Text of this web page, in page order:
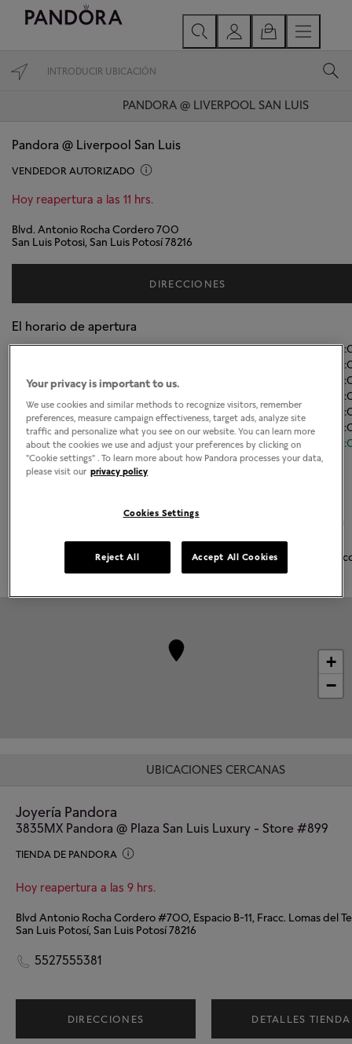
PANDORA @ LIVERPOOL SAN LUIS
Pandora @ Liverpool San Luis
VENDEDOR AUTORIZADO
Hoy reapertura a las 11 hrs.
Blvd. Antonio Rocha Cordero 700
San Luis Potosi, San Luis Potosí 78216
DIRECCIONES
El horario de apertura
Lunes 11:00-
Miércoles
Viernes
11:00
Sábado
11:00
Domingo
11:00
Acerca de Joyería Pandora
La más alta calidad de oro 14K, plata esterlina y metales Pandora
Pandora Charms, brazaletes, anillos, aretes y collares
+
−
UBICACIONES CERCANAS
Joyería Pandora
3835MX Pandora @ Plaza San Luis Luxury - Store #899
TIENDA DE PANDORA
Hoy reapertura a las 9 hrs.
San Luis Potosí, San Luis Potosí 78216
5527555381
DIRECCIONES DETALLES TIENDA
Your privacy is important to us.
We use cookies and similar methods to recognize visitors, remember
preferences, measure campaign effectiveness, target ads, analyze site
traffic and personalize what you see on our website. You can learn more
about the cookies we use and adjust your preferences by clicking on
"Cookie settings" . To learn more about how Pandora processes your data,
please visit our privacy policy
Cookies Settings
Reject All Accept All Cookies